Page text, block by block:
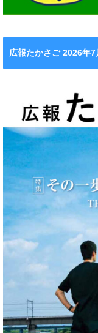
広報たかさご 2026年7